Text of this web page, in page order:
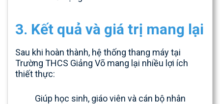
3. Kết quả và giá trị mang lại
Sau khi hoàn thành, hệ thống thang máy tại
Trường THCS Giảng Võ mang lại nhiều lợi ích
thiết thực:
Giúp học sinh, giáo viên và cán bộ nhân